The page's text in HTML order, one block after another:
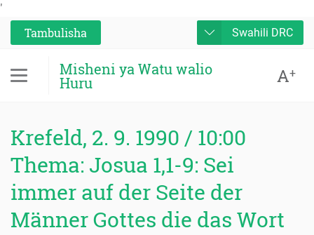
'
Tambulisha
Swahili DRC
Misheni ya Watu walio
Huru A+
Krefeld, 2. 9. 1990 / 10:00
Thema: Josua 1,1-9: Sei
immer auf der Seite der
Männer Gottes die das Wort